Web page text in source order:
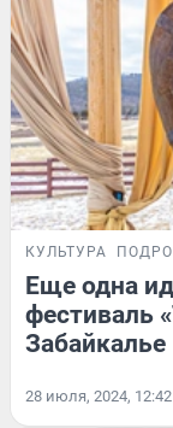
КУЛЬТУРА
Еще одна
фестиваль
Забайкалье
28 июля, 2024, 12:42